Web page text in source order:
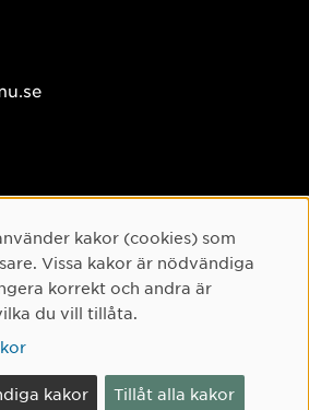
kakor (cookies) som
Vissa kakor är nödvändiga
korrekt och andra är
du vill tillåta.
kakor Tillåt alla kakor